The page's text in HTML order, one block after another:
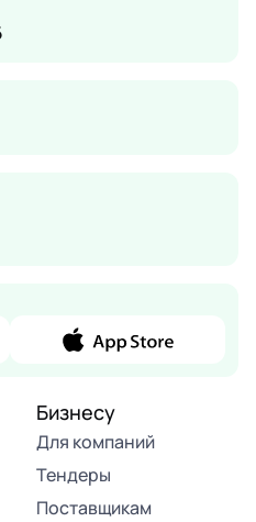
Бизнесу
Для компаний
Тендеры
Поставщикам